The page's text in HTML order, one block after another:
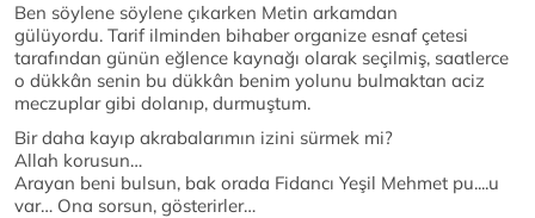
Ben söylene söylene çıkarken Metin arkamdan
gülüyordu. Tarif ilminden bihaber organize esnaf çetesi
tarafından günün eğlence kaynağı olarak seçilmiş, saatlerce
o dükkân senin bu dükkân benim yolunu bulmaktan aciz
meczuplar gibi dolanıp, durmuştum.
Bir daha kayıp akrabalarımın izini sürmek mi?
Allah korusun…
Arayan beni bulsun, bak orada Fidancı Yeşil Mehmet pu....u
var… Ona sorsun, gösterirler…